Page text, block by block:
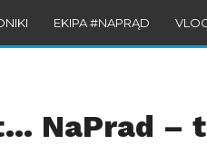
EKIPA #NAPRĄD
NaPrad –